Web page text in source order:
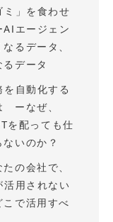
ミ」を食わせ
エージェン
なるデータ、
データ
自動化する
ーなぜ、
を配っても仕
いのか？
の会社で、
活用されない
こで活用すべ